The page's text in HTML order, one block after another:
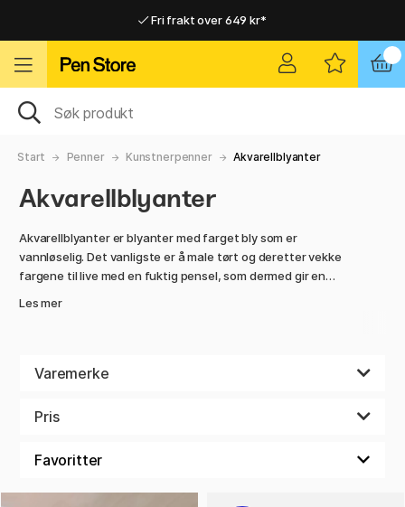
Fri frakt over 649 kr*
Raskt til dør eller utleveringssted
Raskt til dør eller utleveringssted
Start Penner Kunstnerpenner Akvarellblyanter
Akvarellblyanter
Akvarellblyanter er blyanter med farget bly som er
vannløselig. Det vanligste er å male tørt og deretter vekke
fargene til live med en fuktig pensel, som dermed gir en
Les mer
Varemerke
Pris